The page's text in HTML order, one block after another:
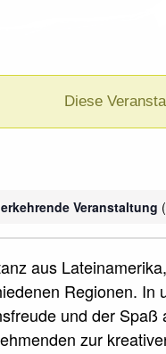
Diese
Veranstaltung
aus
Regionen.
und der
zur